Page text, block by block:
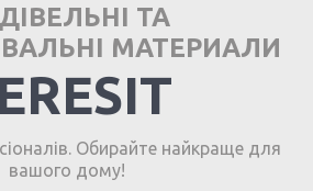
ТА
МАТЕРИАЛИ
Обирайте найкраще для
вашого дому!